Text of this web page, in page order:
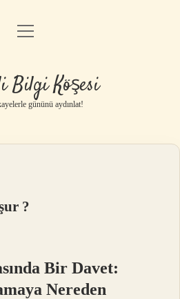
Anasayfa
Yasal Uyarı
menüyü
Bilgi Köşesi
gününü aydınlat!
?
Bir Davet:
Nereden